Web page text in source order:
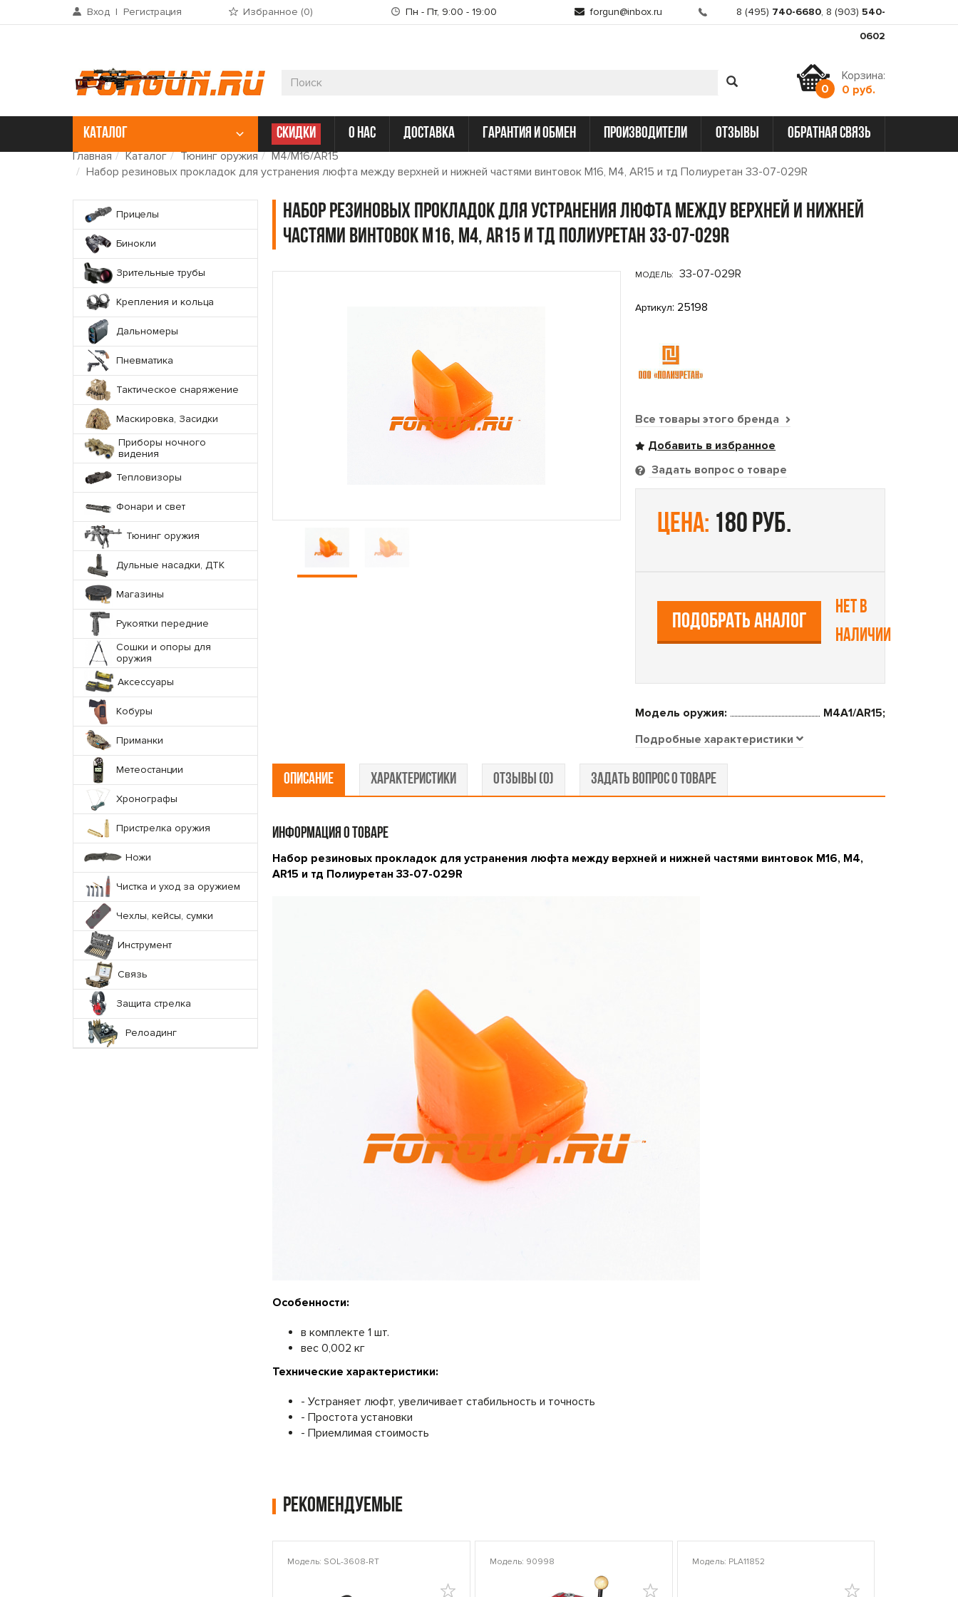
Вход | Регистрация Избранное (0) Пн - Пт, 9:00 - 19:00 forgun@inbox.ru 8 (495) 740-6680, 8 (903) 540-
0602
0
Корзина:
0 руб.
КАТАЛОГ СКИДКИ о нас доставка гарантия и обмен производители отзывы обратная связь
Главная Каталог Тюнинг оружия
M4/M16/AR15
Набор резиновых прокладок для устранения люфта между верхней и нижней частями винтовок M16, M4, AR15 и тд Полиуретан 33-07-029R
Прицелы
Бинокли
Зрительные трубы
Крепления и кольца
Дальномеры
Пневматика
Тактическое снаряжение
Маскировка, Засидки
Приборы ночного
видения
Тепловизоры
Фонари и свет
Тюнинг оружия
Дульные насадки, ДТК
Магазины
Рукоятки передние
Сошки и опоры для
оружия
Аксессуары
Кобуры
Приманки
Метеостанции
Хронографы
Пристрелка оружия
Ножи
Чистка и уход за оружием
Чехлы, кейсы, сумки
Инструмент
Связь
Защита стрелка
Релоадинг
Набор резиновых прокладок для устранения люфта между верхней и нижней
частями винтовок M16, M4, AR15 и тд Полиуретан 33-07-029R
МОДЕЛЬ: 33-07-029R
Артикул: 25198
Все товары этого бренда
Задать вопрос о товаре
цена: 180 руб.
ПОДОБРАТЬ АНАЛОГ
Нет в
наличии
Модель оружия:
M4A1/AR15;
Подробные характеристики
ОПИСАНИЕ ХАРАКТЕРИСТИКИ ОТЗЫВЫ (0) ЗАДАТЬ ВОПРОС О ТОВАРЕ
ИНФОРМАЦИЯ О ТОВАРЕ
Набор резиновых прокладок для устранения люфта между верхней и нижней частями винтовок M16, M4,
AR15 и тд Полиуретан 33-07-029R
Особенности:
в комплекте 1 шт.
вес 0,002 кг
Технические характеристики:
- Устраняет люфт, увеличивает стабильность и точность
- Простота установки
- Приемлимая стоимость
Рекомендуемые
Модель: SOL-3608-RT Модель: 90998 Модель: PLA11852